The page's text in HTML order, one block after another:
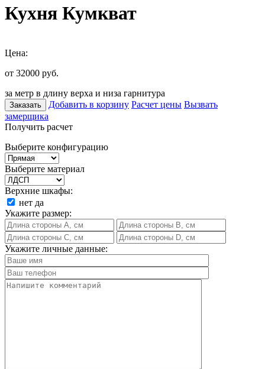
Кухня Кумкват
Цена:
от 32000 руб.
за метр в длину верха и низа гарнитура
Заказать Добавить в корзину Расчет цены Вызвать
замерщика
Получить расчет
Выберите конфигурацию
Выберите материал
Верхние шкафы:
нет да
Укажите размер:
Укажите личные данные: